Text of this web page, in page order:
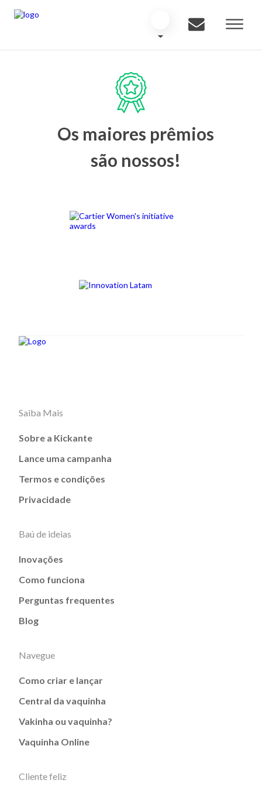
Os maiores prêmios
são nossos!
Saiba Mais
Sobre a Kickante
Lance uma campanha
Termos e condições
Privacidade
Baú de ideias
Inovações
Como funciona
Perguntas frequentes
Blog
Navegue
Como criar e lançar
Central da vaquinha
Vakinha ou vaquinha?
Vaquinha Online
Cliente feliz